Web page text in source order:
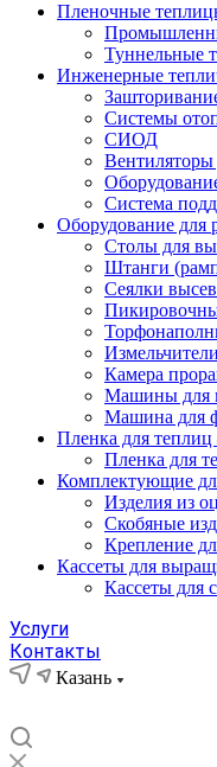
Пленочные
Туннельные
Инженерные
Системы
СИОД
Вентиляторы
Система
Оборудование для
Столы для
Штанги
Сеялки
Камера
Машины для
Машина для
Пленка для теплиц
Пленка для
Комплектующие
Изделия из
Скобяные
Крепление
Кассеты для
Кассеты для
Услуги
Контакты
Казань